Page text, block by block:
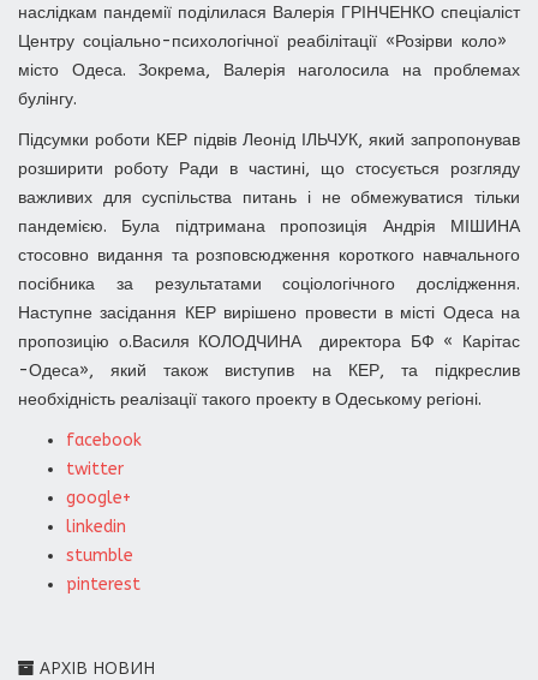
наслідкам пандемії поділилася Валерія ГРІНЧЕНКО спеціаліст
Центру соціально-психологічної реабілітації «Розірви коло»
місто Одеса. Зокрема, Валерія наголосила на проблемах
булінгу.
Підсумки роботи КЕР підвів Леонід ІЛЬЧУК, який запропонував
розширити роботу Ради в частині, що стосується розгляду
важливих для суспільства питань і не обмежуватися тільки
пандемією. Була підтримана пропозиція Андрія МІШИНА
стосовно видання та розповсюдження короткого навчального
посібника за результатами соціологічного дослідження.
Наступне засідання КЕР вирішено провести в місті Одеса на
пропозицію о.Василя КОЛОДЧИНА директора БФ « Карітас
-Одеса», який також виступив на КЕР, та підкреслив
необхідність реалізації такого проекту в Одеському регіоні.
facebook
twitter
google+
linkedin
stumble
pinterest
АРХІВ НОВИН